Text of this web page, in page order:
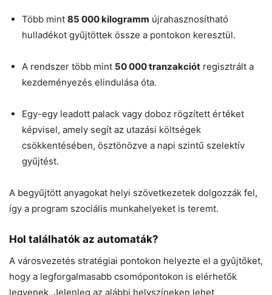
Több mint 85 000 kilogramm újrahasznosítható
hulladékot gyűjtöttek össze a pontokon keresztül.
A rendszer több mint 50 000 tranzakciót regisztrált a
kezdeményezés elindulása óta.
Egy-egy leadott palack vagy doboz rögzített értéket
képvisel, amely segít az utazási költségek
csökkentésében, ösztönözve a napi szintű szelektív
gyűjtést.
A begyűjtött anyagokat helyi szövetkezetek dolgozzák fel,
így a program szociális munkahelyeket is teremt.
Hol találhatók az automaták?
A városvezetés stratégiai pontokon helyezte el a gyűjtőket,
hogy a legforgalmasabb csomópontokon is elérhetők
legyenek. Jelenleg az alábbi helyszíneken lehet